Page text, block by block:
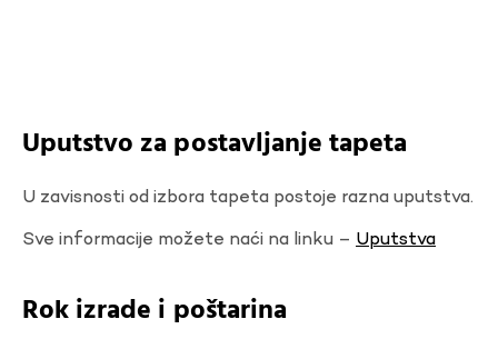
Uputstvo za postavljanje tapeta
U zavisnosti od izbora tapeta postoje razna uputstva.
Sve informacije možete naći na linku – Uputstva
Rok izrade i poštarina